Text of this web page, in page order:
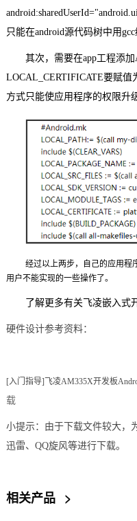
新闻中心
android
只能在android源代码树中用
其次，需要在app工程添
LOCAL_CERTIFICATE要赋值
方式只能使应用程序的权限升
经过以上两步，自己的应用程
用户不能实现的一些操作了。
了解更多有关 飞凌嵌入式
硬件设计参考资料：
[入门指导]飞凌AM335X开发板
载
小提示： 由于下载文件较大，
迅雷、QQ旋风等进行下载。
相关产品 >